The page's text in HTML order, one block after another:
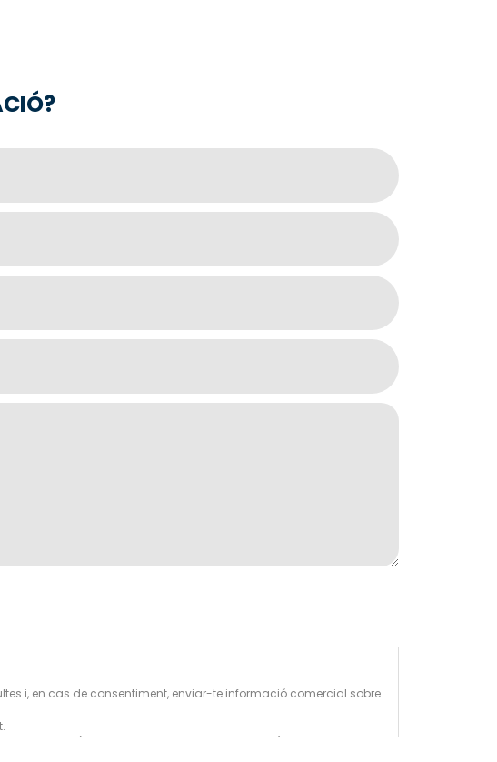
i, en cas de consentiment, enviar-te informació comercial sobre
logística (per exemple, empreses de transport).